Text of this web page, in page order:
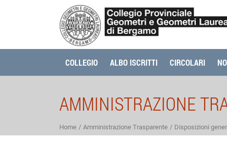
COLLEGIO ALBO ISCRITTI CIRCOLARI
AMMINISTRAZIONE
Home Amministrazione Trasparente Disposizioni